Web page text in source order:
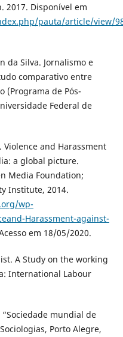
2017. Disponível em
pauta/article/view/
da Silva. Jornalismo e
comparativo entre
(Programa de Pós-
Federal de
Violence and Harassment
a global picture.
Media Foundation;
Institute, 2014.
wp-
Harassment-against-
em 18/05/2020.
A Study on the working
International Labour
“Sociedade mundial de
Porto Alegre,